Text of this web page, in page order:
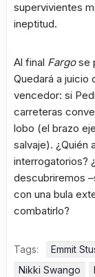
supervivientes
ineptitud.
Al final Fargose
Quedará a juicio
vencedor: si
carreteras
lobo (el brazo
salvaje). ¿Quién
interrogatorios?
descubriremos
con una bula
combatirlo?
Tags: Emmit
Nikki Swango